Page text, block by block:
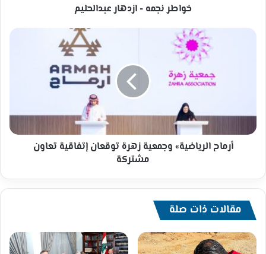
خواطر نجمه - ازدهار عبدالحليم
أرماح
مشتركة
أرماح الرياضية» وجمعية زهرة توقعان إتفاقية تعاون
مشتركة
مقالات ذات صلة